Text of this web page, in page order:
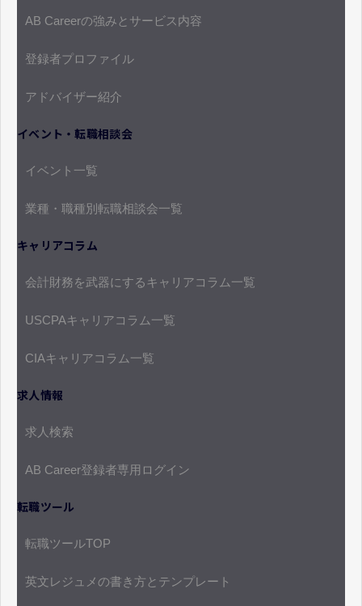
AB Careerの強みとサービス内容
登録者プロファイル
アドバイザー紹介
イベント・転職相談会
イベント一覧
業種・職種別転職相談会一覧
キャリアコラム
会計財務を武器にするキャリアコラム一覧
USCPAキャリアコラム一覧
CIAキャリアコラム一覧
求人情報
求人検索
AB Career登録者専用ログイン
転職ツール
転職ツールTOP
英文レジュメの書き方とテンプレート